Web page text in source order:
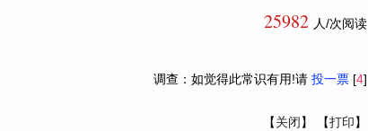
25982 人/次阅读
调查：如觉得此常识有用!请 投一票 [4]
【关闭】 【打印】